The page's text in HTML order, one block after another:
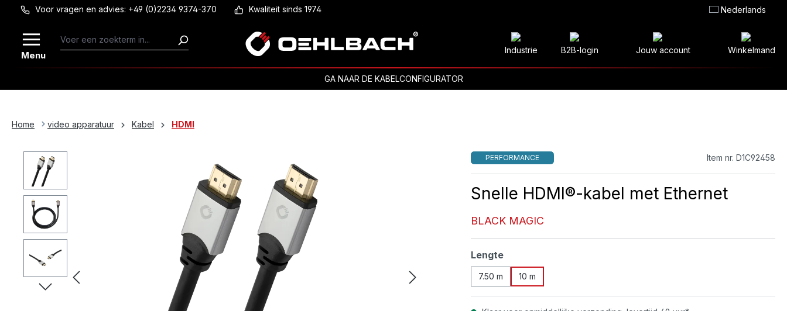
Ga naar de hoofdinhoud
Voor vragen en advies: +49 (0)2234 9374-370 Kwaliteit sinds 1974 Nederlands
Menu Industrie B2B-login Jouw account Winkelmand
GA NAAR DE KABELCONFIGURATOR
Home video apparatuur Kabel HDMI
PERFORMANCE Item nr. D1C92458
Snelle HDMI®-kabel met Ethernet
BLACK MAGIC
Selecteer
Lengte
7.50 m 10 m